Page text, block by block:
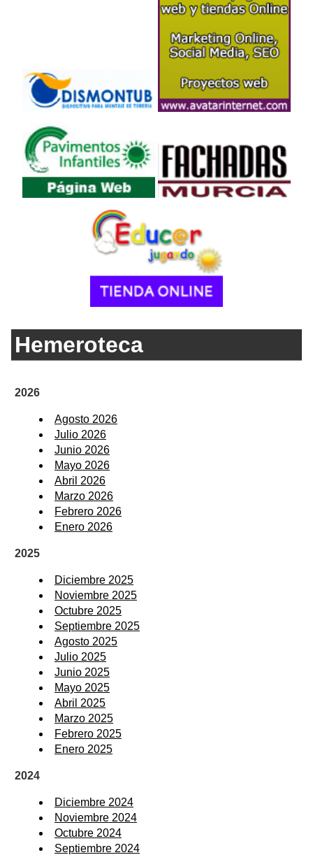
Hemeroteca
2026
Agosto 2026
Julio 2026
Junio 2026
Mayo 2026
Abril 2026
Marzo 2026
Febrero 2026
Enero 2026
2025
Diciembre 2025
Noviembre 2025
Octubre 2025
Septiembre 2025
Agosto 2025
Julio 2025
Junio 2025
Mayo 2025
Abril 2025
Marzo 2025
Febrero 2025
Enero 2025
2024
Diciembre 2024
Noviembre 2024
Octubre 2024
Septiembre 2024